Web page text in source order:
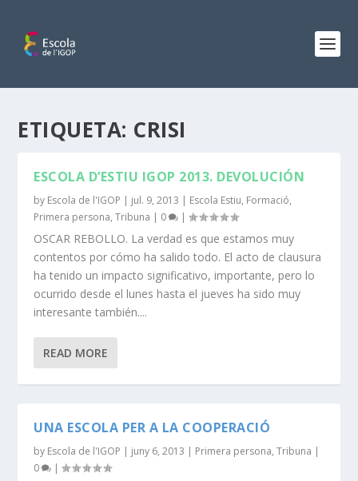
ETIQUETA: CRISI
ESCOLA D’ESTIU IGOP 2013. DEVOLUCIÓN
by Escola de l'IGOP | jul. 9, 2013 | Escola Estiu, Formació,
Primera persona,Tribuna | 0 |
OSCAR REBOLLO. La verdad es que estamos muy
contentos por cómo ha salido todo. El acto de clausura
ha tenido un impacto significativo, importante, pero lo
ocurrido desde el lunes hasta el jueves ha sido muy
interesante también....
READ MORE
UNA ESCOLA PER A LA COOPERACIÓ
by Escola de l'IGOP | juny 6, 2013 | Primera persona,Tribuna |
0
|